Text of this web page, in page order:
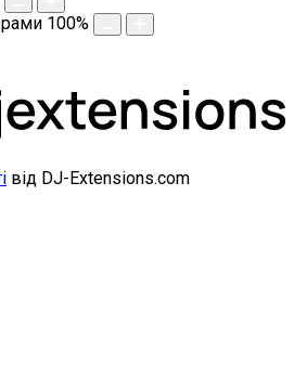
100%
від DJ-Extensions.com